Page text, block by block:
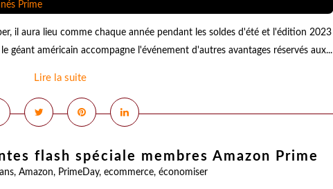
il aura lieu comme chaque année pendant les soldes d'été et l'édition 2023
géant américain accompagne l'événement d'autres avantages réservés aux...
Lire la suite
flash spéciale membres Amazon Prime
, Amazon, PrimeDay, ecommerce, économiser